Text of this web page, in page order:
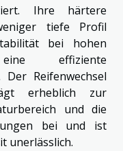
Ihre härtere
tiefe Profil
bei hohen
effiziente
Reifenwechsel
erheblich zur
und die
bei und ist
unerlässlich.